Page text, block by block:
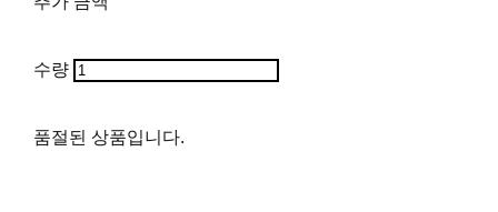
수량
품절된 상품입니다.